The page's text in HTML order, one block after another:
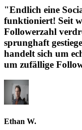
"Endlich eine
funktioniert! Seit
Followerzahl
sprunghaft
handelt sich um
um zufällige
Ethan W.